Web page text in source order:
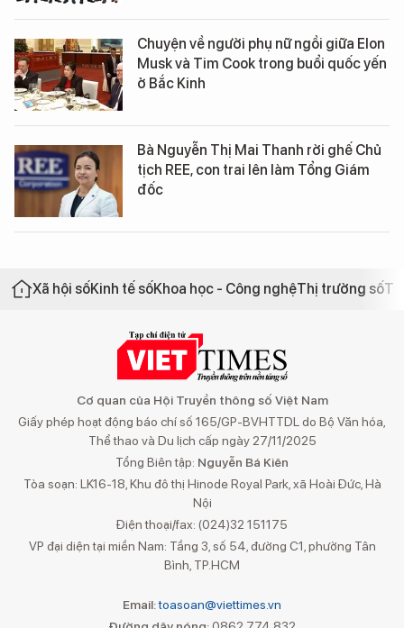
Chuyện về người phụ nữ ngồi giữa Elon
Musk và Tim Cook trong buổi quốc yến
ở Bắc Kinh
Bà Nguyễn Thị Mai Thanh rời ghế Chủ
tịch REE, con trai lên làm Tổng Giám
đốc
Xã hội sốKinh tế sốKhoa học - Công nghệThị trường số
Cơ quan của Hội Truyền thông số Việt Nam
Giấy phép hoạt động báo chí số 165/GP-BVHTTDL do Bộ Văn hóa,
Thể thao và Du lịch cấp ngày 27/11/2025
Tổng Biên tập: Nguyễn Bá Kiên
Tòa soạn: LK16-18, Khu đô thị Hinode Royal Park, xã Hoài Đức, Hà
Nội
Điện thoại/fax: (024)32 151175
VP đại diện tại miền Nam: Tầng 3, số 54, đường C1, phường Tân
Bình, TP.HCM
Email:toasoan@viettimes.vn